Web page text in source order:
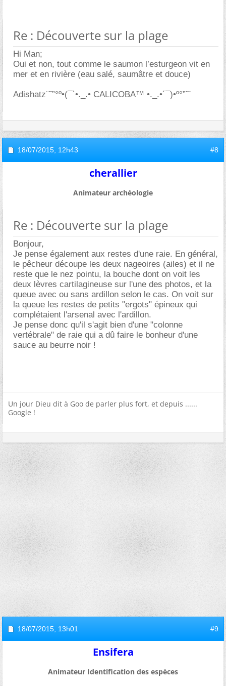
Re : Découverte sur la plage
Hi Man;
Oui et non, tout comme le saumon l’esturgeon vit en
mer et en rivière (eau salé, saumâtre et douce)
Adishatz¨˜”°º•(¯`•._.• CALICOBA™ •._.•´¯)•º°”˜¨
18/07/2015, 12h43 #8
cherallier
Animateur archéologie
Re : Découverte sur la plage
Bonjour,
Je pense également aux restes d'une raie. En général,
le pêcheur découpe les deux nageoires (ailes) et il ne
reste que le nez pointu, la bouche dont on voit les
deux lèvres cartilagineuse sur l'une des photos, et la
queue avec ou sans ardillon selon le cas. On voit sur
la queue les restes de petits "ergots" épineux qui
complétaient l'arsenal avec l'ardillon.
Je pense donc qu'il s'agit bien d'une "colonne
vertébrale" de raie qui a dû faire le bonheur d'une
sauce au beurre noir !
Un jour Dieu dit à Goo de parler plus fort, et depuis ......
Google !
18/07/2015, 13h01 #9
Ensifera
Animateur Identification des espèces